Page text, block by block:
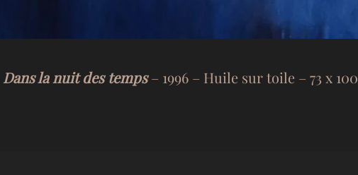
Dans la nuit des temps– 1996 – Huile sur toile – 73 x 100